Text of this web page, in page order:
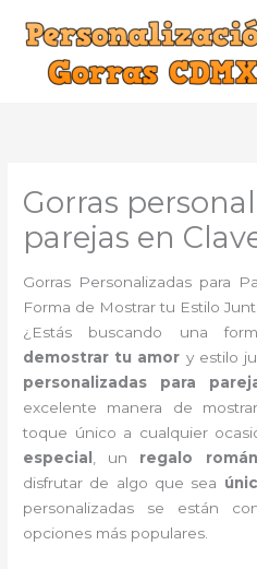
contenido
Gorras
parejas en
Gorras Personalizadas para
Forma de Mostrar tu Estilo
¿Estás buscando una
demostrar tu amor y estilo
personalizadas para
excelente manera de
toque único a cualquier
especial , un regalo
disfrutar de algo que sea
personalizadas se están
opciones más populares.